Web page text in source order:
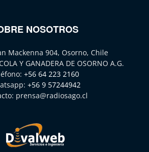
NOSOTROS
Mackenna 904, Osorno, Chile
Y GANADERA DE OSORNO A.G.
+56 64 223 2160
+56 9 57244942
prensa@radiosago.cl